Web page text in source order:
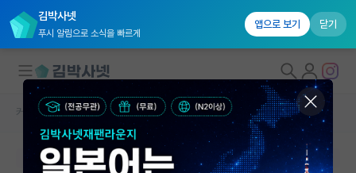
김박사넷
푸시 알림으로 소식을 빠르게
앱으로 보기 닫기
대학원생 모집
국내대학원 정보
커뮤니티 홈 자유 게시판(아무개랩)
본문이 수정되지 않는 박제글입니다.